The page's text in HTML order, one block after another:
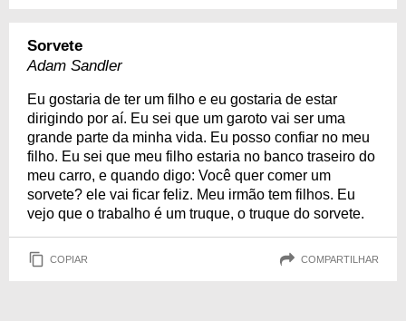
Sorvete
Adam Sandler
Eu gostaria de ter um filho e eu gostaria de estar
dirigindo por aí. Eu sei que um garoto vai ser uma
grande parte da minha vida. Eu posso confiar no meu
filho. Eu sei que meu filho estaria no banco traseiro do
meu carro, e quando digo: Você quer comer um
sorvete? ele vai ficar feliz. Meu irmão tem filhos. Eu
vejo que o trabalho é um truque, o truque do sorvete.
COPIAR COMPARTILHAR